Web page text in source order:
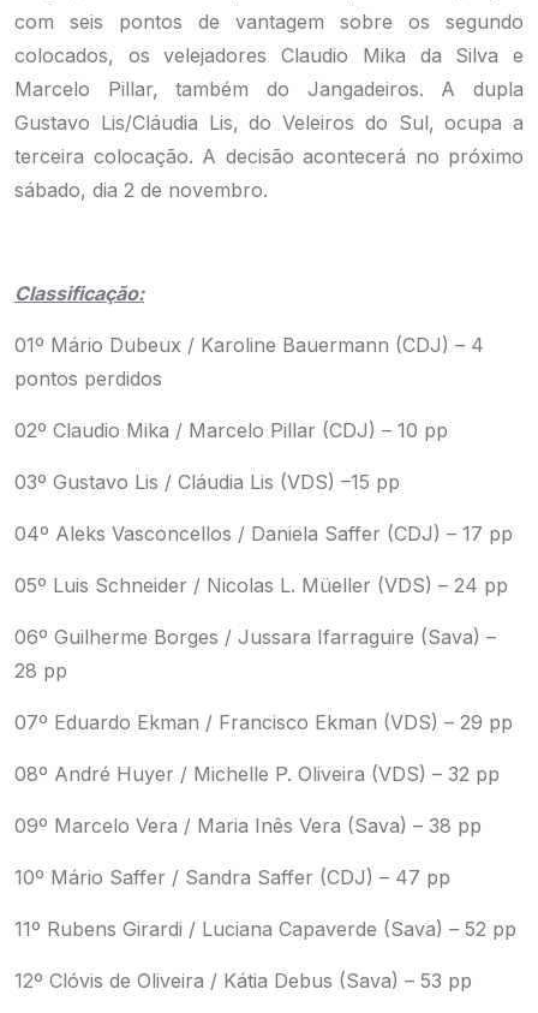
com seis pontos de vantagem sobre os segundo
colocados, os velejadores Claudio Mika da Silva e
Marcelo Pillar, também do Jangadeiros. A dupla
Gustavo Lis/Cláudia Lis, do Veleiros do Sul, ocupa a
terceira colocação. A decisão acontecerá no próximo
sábado, dia 2 de novembro.
Classificação:
01º Mário Dubeux / Karoline Bauermann (CDJ) – 4
pontos perdidos
02º Claudio Mika / Marcelo Pillar (CDJ) – 10 pp
03º Gustavo Lis / Cláudia Lis (VDS) –15 pp
04º Aleks Vasconcellos / Daniela Saffer (CDJ) – 17 pp
05º Luis Schneider / Nicolas L. Müeller (VDS) – 24 pp
06º Guilherme Borges / Jussara Ifarraguire (Sava) –
28 pp
07º Eduardo Ekman / Francisco Ekman (VDS) – 29 pp
08º André Huyer / Michelle P. Oliveira (VDS) – 32 pp
09º Marcelo Vera / Maria Inês Vera (Sava) – 38 pp
10º Mário Saffer / Sandra Saffer (CDJ) – 47 pp
11º Rubens Girardi / Luciana Capaverde (Sava) – 52 pp
12º Clóvis de Oliveira / Kátia Debus (Sava) – 53 pp